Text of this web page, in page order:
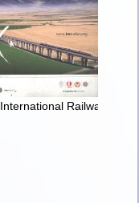
: praca zbiorowa
Railway